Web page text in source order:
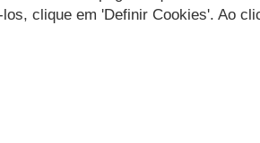
clique em 'Definir Cookies'. Ao